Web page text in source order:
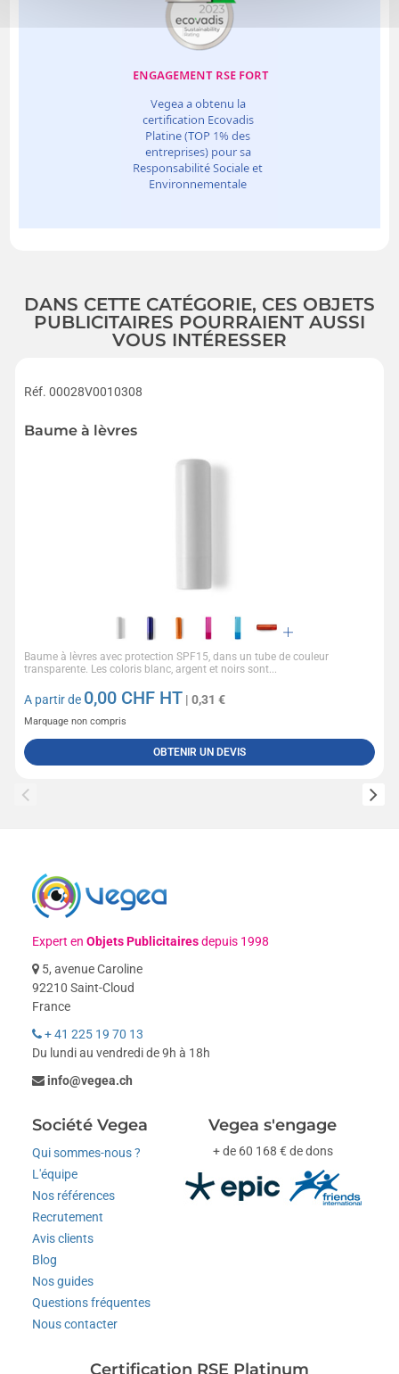
DANS CETTE CATÉGORIE, CES OBJETS
PUBLICITAIRES POURRAIENT AUSSI
VOUS INTÉRESSER
Réf. 00028V0010308
Baume à lèvres
Baume à lèvres avec protection SPF15, dans un tube de couleur
transparente. Les coloris blanc, argent et noirs sont...
A partir de 0,00 CHF HT | 0,31 €
Marquage non compris
OBTENIR UN DEVIS
Expert enObjets Publicitairesdepuis 1998
5, avenue Caroline
92210 Saint-Cloud
France
+ 41 225 19 70 13
Du lundi au vendredi de 9h à 18h
info@vegea.ch
Société Vegea
Qui sommes-nous ?
L'équipe
Nos références
Recrutement
Avis clients
Blog
Nos guides
Questions fréquentes
Nous contacter
Vegea s'engage
+ de 60 168 € de dons
Certification RSE Platinum